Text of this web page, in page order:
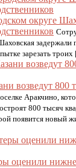
округе
задержали
зарезать
возведут 800
Аракчино,
800 тысяч
появится новый
оценили